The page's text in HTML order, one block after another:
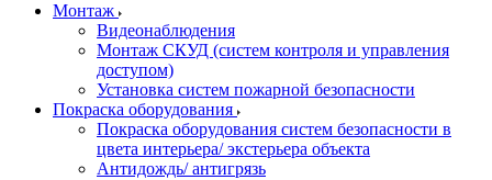
Монтаж
Видеонаблюдения
Монтаж СКУД (систем контроля и управления
доступом)
Установка систем пожарной безопасности
Покраска оборудования
Покраска оборудования систем безопасности в
цвета интерьера/ экстерьера объекта
Антидождь/ антигрязь